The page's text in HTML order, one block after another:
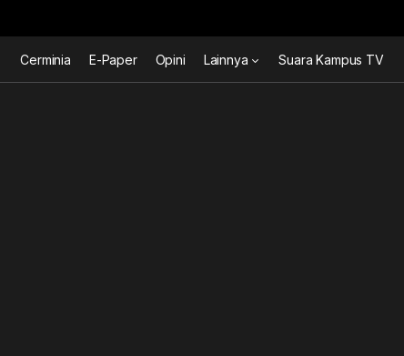
Cerminia E-Paper Opini Lainnya Suara Kampus TV